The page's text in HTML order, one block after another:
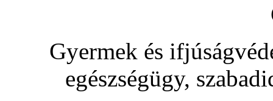
Gyermek és
egészségügy,